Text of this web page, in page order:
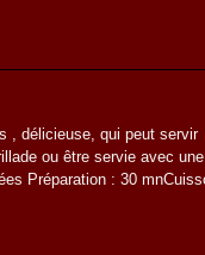
, délicieuse, qui peut servir
ou être servie avec une
Préparation : 30